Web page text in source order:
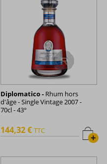
Diplomatico - Rhum hors
d'âge - Single Vintage 2007 -
70cl - 43°
+
144,32 € TTC